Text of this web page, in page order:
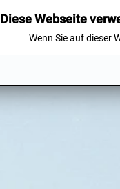
Diese Webseite
Wenn Sie auf dieser